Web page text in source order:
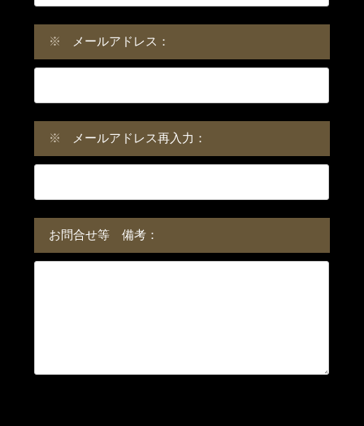
※ メールアドレス：
※ メールアドレス再入力：
お問合せ等 備考：